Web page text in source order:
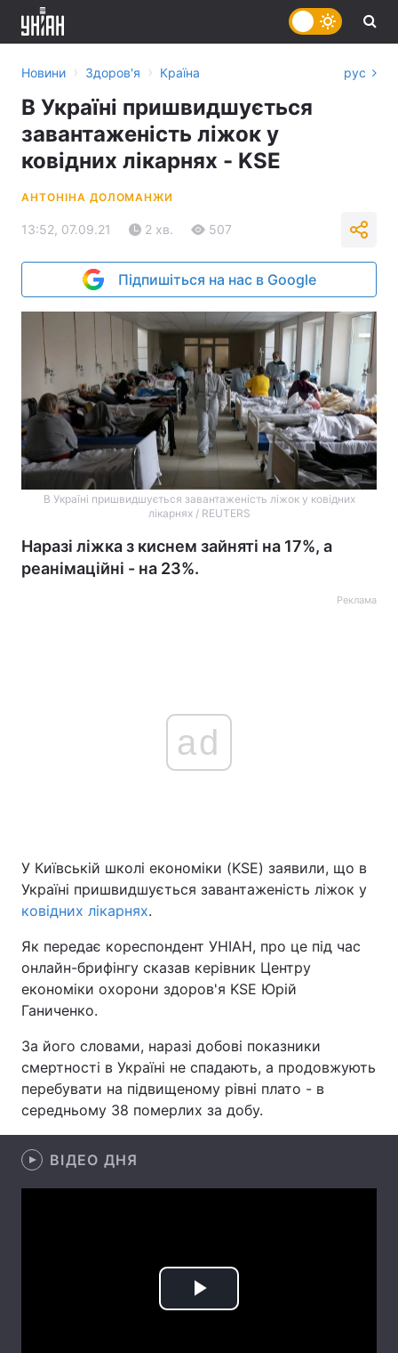
Головна Війна
Україна
Економіка Світ
Спорт Наука
Зброя Інциденти
Здоров'я Туризм
Цікавинки
Екологія Регіони
Новини › Здоров'я › Країна рус
В Україні пришвидшується
завантаженість ліжок у
ковідних лікарнях - KSE
АНТОНІНА ДОЛОМАНЖИ
13:52, 07.09.21 2 хв. 507
Підпишіться на нас в Google
В Україні пришвидшується завантаженість ліжок у ковідних
лікарнях / REUTERS
Наразі ліжка з киснем зайняті на 17%, а
реанімаційні - на 23%.
Реклама
ad
У Київській школі економіки (KSE) заявили, що в
Україні пришвидшується завантаженість ліжок у
ковідних лікарнях.
Як передає кореспондент УНІАН, про це під час
онлайн-брифінгу сказав керівник Центру
економіки охорони здоров'я KSE Юрій
Ганиченко.
За його словами, наразі добові показники
смертності в Україні не спадають, а продовжують
перебувати на підвищеному рівні плато - в
середньому 38 померлих за добу.
ВІДЕО ДНЯ
Play